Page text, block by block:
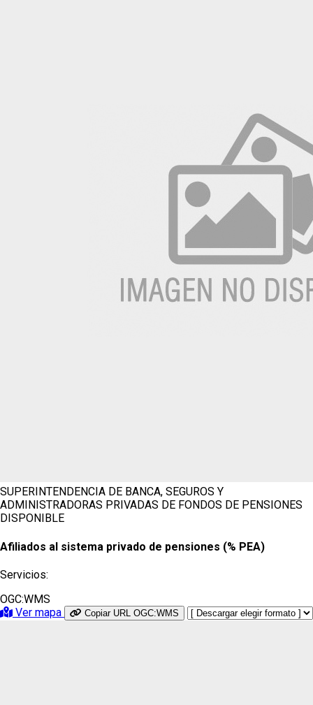
SUPERINTENDENCIA DE BANCA, SEGUROS Y
ADMINISTRADORAS PRIVADAS DE FONDOS DE PENSIONES
DISPONIBLE
Afiliados al sistema privado de pensiones (% PEA)
Servicios:
OGC:WMS
Ver mapa
Copiar URL OGC:WMS